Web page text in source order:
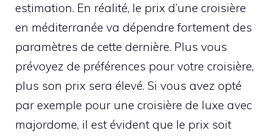
estimation. En réalité, le prix d’une croisière
en méditerranée va dépendre fortement des
paramètres de cette dernière. Plus vous
prévoyez de préférences pour votre croisière,
plus son prix sera élevé. Si vous avez opté
par exemple pour une croisière de luxe avec
majordome, il est évident que le prix soit